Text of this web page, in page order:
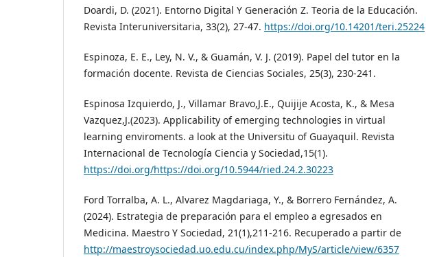
Doardi, D. (2021). Entorno Digital Y Generación Z. Teoria de la Educación.
Revista Interuniversitaria, 33(2), 27-47. https://doi.org/10.14201/teri.25224
Espinoza, E. E., Ley, N. V., & Guamán, V. J. (2019). Papel del tutor en la
formación docente. Revista de Ciencias Sociales, 25(3), 230-241.
Espinosa Izquierdo, J., Villamar Bravo,J.E., Quijije Acosta, K., & Mesa
Vazquez,J.(2023). Applicability of emerging technologies in virtual
learning enviroments. a look at the Universitu of Guayaquil. Revista
Internacional de Tecnología Ciencia y Sociedad,15(1).
https://doi.org/https://doi.org/10.5944/ried.24.2.30223
Ford Torralba, A. L., Alvarez Magdariaga, Y., & Borrero Fernández, A.
(2024). Estrategia de preparación para el empleo a egresados en
Medicina. Maestro Y Sociedad, 21(1),211-216. Recuperado a partir de
http://maestroysociedad.uo.edu.cu/index.php/MyS/article/view/6357